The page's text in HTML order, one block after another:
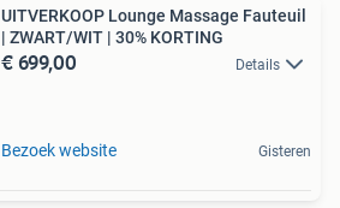
UITVERKOOP Lounge Massage Fauteuil
| ZWART/WIT | 30% KORTING
€ 699,00 Details
Bezoek website Gisteren